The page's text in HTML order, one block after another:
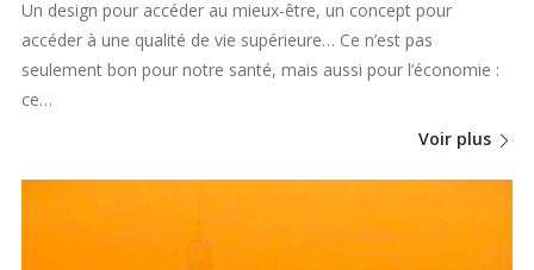
Un design pour accéder au mieux-être, un concept pour
accéder à une qualité de vie supérieure… Ce n’est pas
seulement bon pour notre santé, mais aussi pour l’économie :
ce…
Voir plus